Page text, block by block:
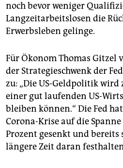
noch bevor weniger
Langzeitarbeitslosen die
Erwerbsleben gelinge.
Für Ökonom Thomas Gitzel
der Strategieschwenk der
zu: „Die US-Geldpolitik
einer gut laufenden US-
bleiben können.“ Die Fed
Corona-Krise auf die
Prozent gesenkt und
längere Zeit daran